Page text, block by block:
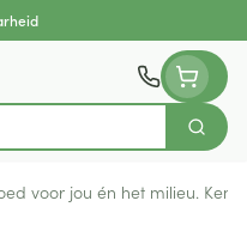
Zoek
voor jou én het milieu. Ken